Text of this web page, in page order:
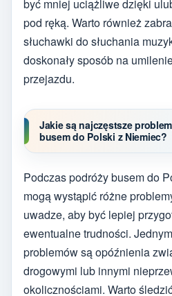
być mniej uciążliwe dzięki
pod ręką. Warto również
słuchawki do słuchania
doskonały sposób na
przejazdu.
Jakie są najczęstsze
busem do Polski z Niemiec?
Podczas podróży busem do
mogą wystąpić różne
uwadze, aby być lepiej
ewentualne trudności.
problemów są opóźnienia
drogowymi lub innymi
okolicznościami. Warto